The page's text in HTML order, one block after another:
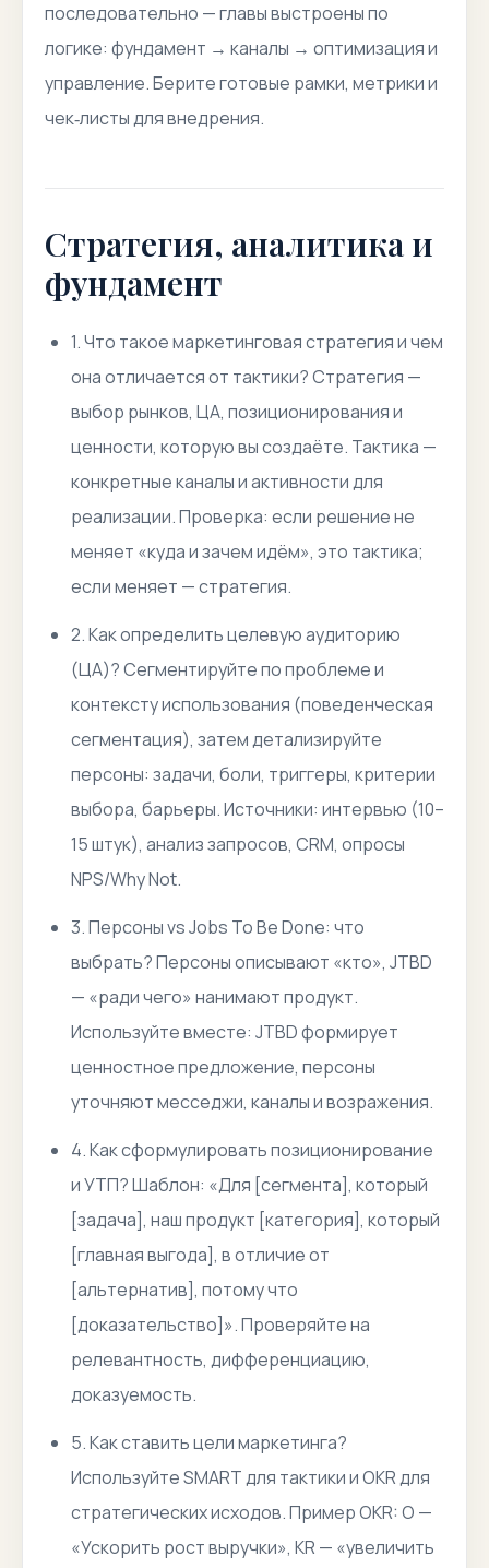
последовательно — главы выстроены по
логике: фундамент → каналы → оптимизация и
управление. Берите готовые рамки, метрики и
чек‑листы для внедрения.
Стратегия, аналитика и
фундамент
1. Что такое маркетинговая стратегия и чем
она отличается от тактики? Стратегия —
выбор рынков, ЦА, позиционирования и
ценности, которую вы создаёте. Тактика —
конкретные каналы и активности для
реализации. Проверка: если решение не
меняет «куда и зачем идём», это тактика;
если меняет — стратегия.
2. Как определить целевую аудиторию
(ЦА)? Сегментируйте по проблеме и
контексту использования (поведенческая
сегментация), затем детализируйте
персоны: задачи, боли, триггеры, критерии
выбора, барьеры. Источники: интервью (10–
15 штук), анализ запросов, CRM, опросы
NPS/Why Not.
3. Персоны vs Jobs To Be Done: что
выбрать? Персоны описывают «кто», JTBD
— «ради чего» нанимают продукт.
Используйте вместе: JTBD формирует
ценностное предложение, персоны
уточняют месседжи, каналы и возражения.
4. Как сформулировать позиционирование
и УТП? Шаблон: «Для [сегмента], который
[задача], наш продукт [категория], который
[главная выгода], в отличие от
[альтернатив], потому что
[доказательство]». Проверяйте на
релевантность, дифференциацию,
доказуемость.
5. Как ставить цели маркетинга?
Используйте SMART для тактики и OKR для
стратегических исходов. Пример OKR: O —
«Ускорить рост выручки», KR — «увеличить